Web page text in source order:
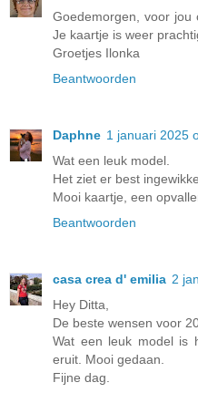
Goedemorgen, voor
Je kaartje is weer
Groetjes Ilonka
Beantwoorden
Daphne 1 januari 2025
Wat een leuk model.
Het ziet er best
Mooi kaartje, een
Beantwoorden
casa crea d' emilia 2
Hey Ditta,
De beste wensen voor
Wat een leuk model is
eruit. Mooi gedaan.
Fijne dag.